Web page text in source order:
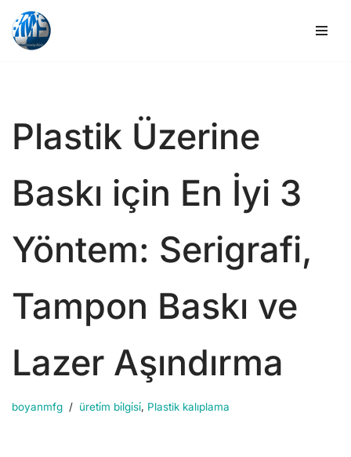
İçeriğe
Plastik Üzerine
Baskı için En İyi 3
Yöntem: Serigrafi,
Tampon Baskı ve
Lazer Aşındırma
boyanmfg üreti̇m bi̇lgi̇si̇, Plastik kalıplama